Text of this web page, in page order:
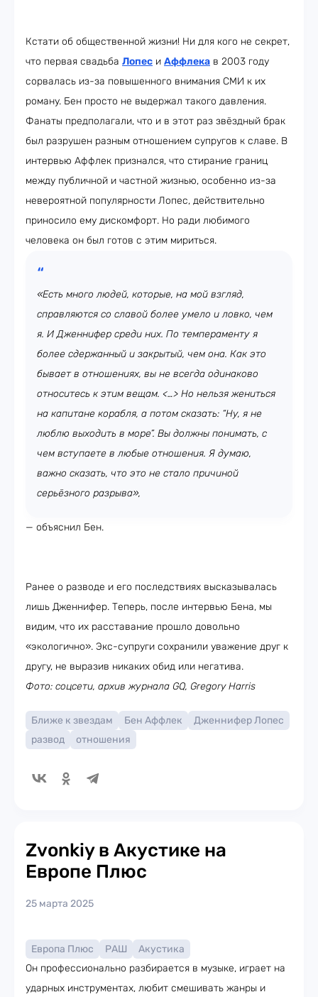
Кстати об общественной жизни! Ни для кого не секрет,
что первая свадьба Лопес и Аффлека в 2003 году
сорвалась из-за повышенного внимания СМИ к их
роману. Бен просто не выдержал такого давления.
Фанаты предполагали, что и в этот раз звёздный брак
был разрушен разным отношением супругов к славе. В
интервью Аффлек признался, что стирание границ
между публичной и частной жизнью, особенно из-за
невероятной популярности Лопес, действительно
приносило ему дискомфорт. Но ради любимого
человека он был готов с этим мириться.
«Есть много людей, которые, на мой взгляд,
справляются со славой более умело и ловко, чем
я. И Дженнифер среди них. По темпераменту я
более сдержанный и закрытый, чем она. Как это
бывает в отношениях, вы не всегда одинаково
относитесь к этим вещам. <…> Но нельзя жениться
на капитане корабля, а потом сказать: “Ну, я не
люблю выходить в море”. Вы должны понимать, с
чем вступаете в любые отношения. Я думаю,
важно сказать, что это не стало причиной
серьёзного разрыва»,
— объяснил Бен.
Ранее о разводе и его последствиях высказывалась
лишь Дженнифер. Теперь, после интервью Бена, мы
видим, что их расставание прошло довольно
«экологично». Экс-супруги сохранили уважение друг к
другу, не выразив никаких обид или негатива.
Фото: соцсети, архив журнала GQ, Gregory Harris
Ближе к звездам Бен Аффлек
Дженнифер Лопес
развод
отношения
Zvonkiy в Акустике на
Европе Плюс
25 марта 2025
Европа Плюс РАШ
Акустика
Он профессионально разбирается в музыке, играет на
ударных инструментах, любит смешивать жанры и